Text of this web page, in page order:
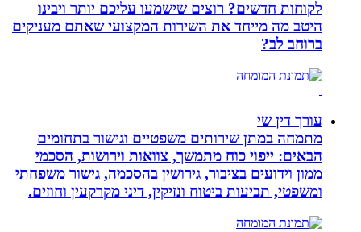
לקוחות חדשים? רוצים שישמעו עליכם יותר ויבינו
היטב מה מייחד את השירות המקצועי שאתם מעניקים
ברוחב לב?
עורך דין שי
מתמחה במתן שירותים משפטיים וגישור בתחומים
הבאים: ייפוי כוח מתמשך, צוואות וירושות, הסכמי
ממון וידועים בציבור, גירושין בהסכמה, גישור משפחתי
ומשפטי, תביעות ביטוח ונזיקין, דיני מקרקעין וחוזים.